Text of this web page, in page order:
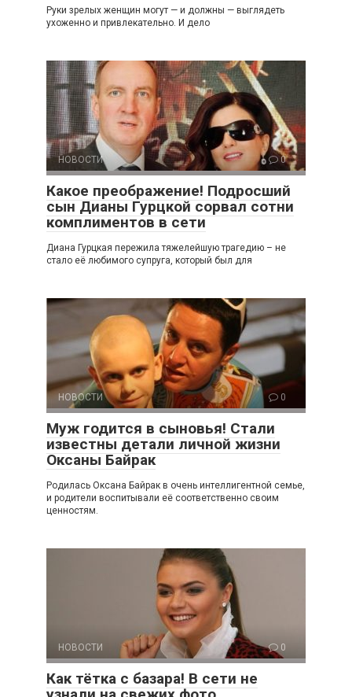
Руки зрелых женщин могут — и должны — выглядеть
ухоженно и привлекательно. И дело
НОВОСТИ 0
Какое преображение! Подросший
сын Дианы Гурцкой сорвал сотни
комплиментов в сети
Диана Гурцкая пережила тяжелейшую трагедию – не
стало её любимого супруга, который был для
НОВОСТИ 0
Муж годится в сыновья! Стали
известны детали личной жизни
Оксаны Байрак
Родилась Оксана Байрак в очень интеллигентной семье,
и родители воспитывали её соответственно своим
ценностям.
НОВОСТИ 0
Как тётка с базара! В сети не